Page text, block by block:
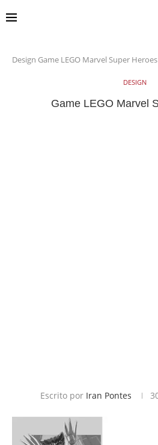
Design Game LEGO Marvel Super Heroes
DESIGN
Game LEGO Marvel
Escrito por Iran Pontes